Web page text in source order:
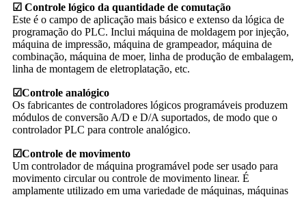
☑ Controle lógico da quantidade de comutação
Este é o campo de aplicação mais básico e extenso da lógica de
programação do PLC. Inclui máquina de moldagem por injeção,
máquina de impressão, máquina de grampeador, máquina de
combinação, máquina de moer, linha de produção de embalagem,
linha de montagem de eletroplatação, etc.
☑Controle analógico
Os fabricantes de controladores lógicos programáveis ​​produzem
módulos de conversão A/D e D/A suportados, de modo que o
controlador PLC para controle analógico.
☑Controle de movimento
Um controlador de máquina programável pode ser usado para
movimento circular ou controle de movimento linear. É
amplamente utilizado em uma variedade de máquinas, máquinas